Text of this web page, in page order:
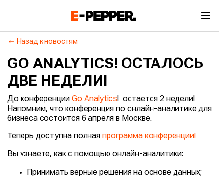
Назад к новостям
GO ANALYTICS! ОСТАЛОСЬ
ДВЕ НЕДЕЛИ!
До конференции Go Analytics! остается 2 недели!
Напомним, что конференция по онлайн-аналитике для
бизнеса состоится 6 апреля в Москве.
Теперь доступна полная программа конференции!
Вы узнаете, как с помощью онлайн-аналитики:
Принимать верные решения на основе данных;